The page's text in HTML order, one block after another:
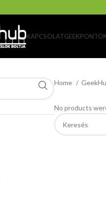
KAPCSOLAT
Home
No products